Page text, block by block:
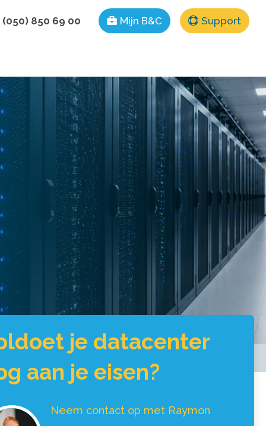
(050) 850 69 00 Mijn B&C Support
je datacenter
aan je eisen?
Neem contact op met Raymon